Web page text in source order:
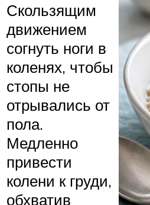
Скользящим
движением
согнуть ноги в
коленях, чтобы
стопы не
отрывались от
пола.
Медленно
привести
колени к груди,
обхватив